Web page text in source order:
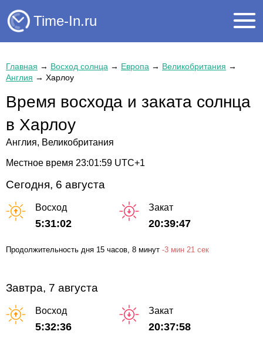
Time-In.ru
Главная → Восход солнца → Европа → Великобритания →
Англия → Харлоу
Время восхода и заката солнца
в Харлоу
Англия, Великобритания
Местное время 23:02:00 UTC+1
Сегодня, 6 августа
Восход
5:31:02
Закат
20:39:47
Продолжительность дня 15 часов , 8 минут -3 мин 21 сек
Завтра, 7 августа
Восход
5:32:36
Закат
20:37:58